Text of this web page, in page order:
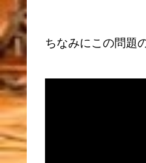
ちなみにこの問題